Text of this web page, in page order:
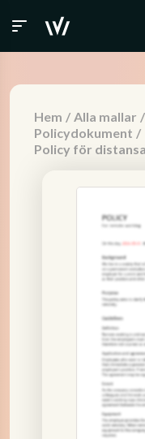
Hem / Alla mallar /
Policydokument /
Policy för